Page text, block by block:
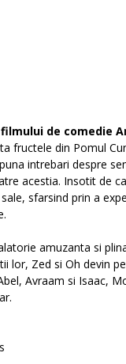
de comedie
fructele din Pomul
intrebari despre
acestia. Insotit de
sfarsind prin a
amuzanta si
lor, Zed si Oh devin
Avraam si Isaac,